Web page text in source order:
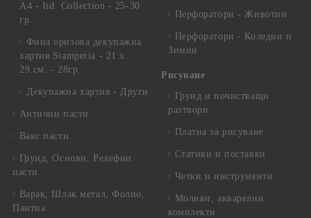
А4 - Itd. Collection - 25-30
гр.
Фина оризова декупажна
хартия Stamperia - 21 х
29.см. - 28гр.
Декупажна хартия - Други
Антични пасти
Вакс пасти
Грунд, Основи, Релефни
пасти
Варак, Шлак метал, Фолио,
Пантна
Перфоратори - Животни
Перфоратори - Коледни и
Зимни
Рисуване
Грунд и почистващи
разтвори
Платна за рисуване
Стативи и поставки
Четки и инструменти
Моливи, акварелни
комплекти